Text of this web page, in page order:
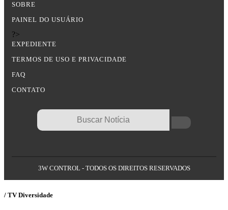
SOBRE
PAINEL DO USUÁRIO
?>
EXPEDIENTE
TERMOS DE USO E PRIVACIDADE
FAQ
CONTATO
3W CONTROL - TODOS OS DIREITOS RESERVADOS
/ TV Diversidade